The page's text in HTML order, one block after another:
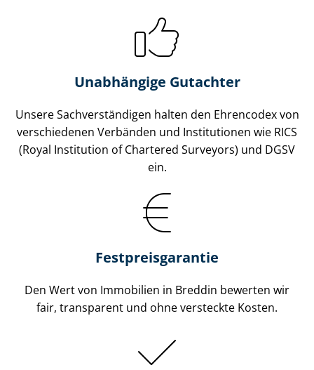
Unabhängige Gutachter
Unsere Sach­ver­stän­di­gen halten den Ehrencodex von
verschiedenen Verbänden und Institutionen wie RICS
(Royal Institution of Chartered Surveyors) und DGSV
ein.
Festpreis​garantie
Den Wert von Immobilien in Breddin bewerten wir
fair, transparent und ohne versteckte Kosten.